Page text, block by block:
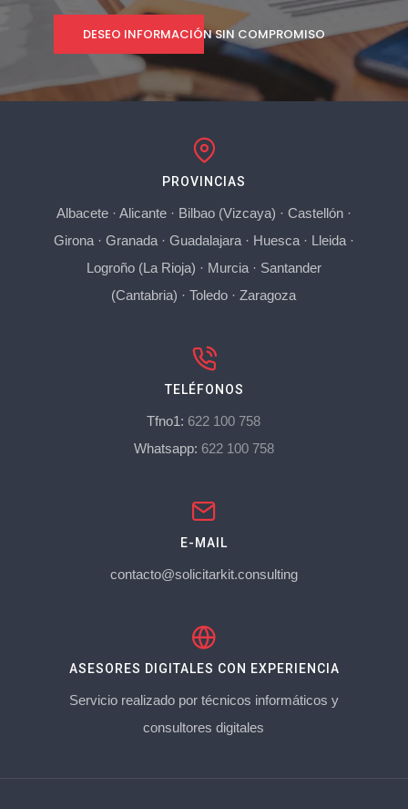
DESEO INFORMACIÓN SIN COMPROMISO
PROVINCIAS
Albacete· Alicante· Bilbao (Vizcaya) · Castellón·
Girona· Granada· Guadalajara· Huesca· Lleida·
Logroño (La Rioja) · Murcia· Santander
(Cantabria) ·Toledo ·Zaragoza
TELÉFONOS
Tfno1: 622 100 758
Whatsapp: 622 100 758
E-MAIL
contacto@solicitarkit.consulting
ASESORES DIGITALES CON EXPERIENCIA
Servicio realizado por técnicos informáticos y
consultores digitales